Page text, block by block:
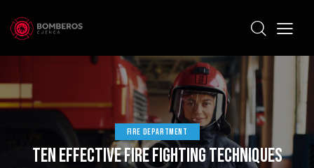
FIRE DEPARTMENT
Ten effective fire fighting techniques